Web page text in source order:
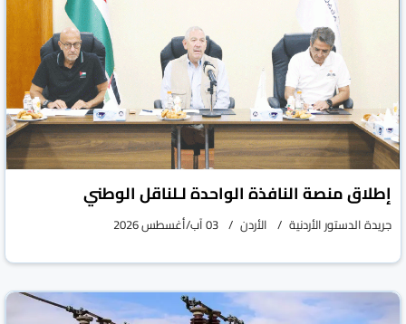
إطلاق منصة النافذة الواحدة لـلناقل الوطني
جريدة الدستور الأردنية الأردن 03 آب/أغسطس 2026